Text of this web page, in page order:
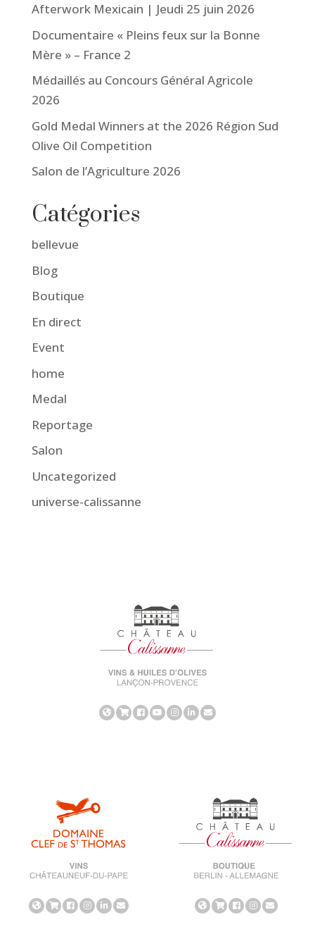
Afterwork Mexicain | Jeudi 25 juin 2026
Documentaire « Pleins feux sur la Bonne
Mère » – France 2
Médaillés au Concours Général Agricole
2026
Gold Medal Winners at the 2026 Région Sud
Olive Oil Competition
Salon de l’Agriculture 2026
Catégories
bellevue
Blog
Boutique
En direct
Event
home
Medal
Reportage
Salon
Uncategorized
universe-calissanne